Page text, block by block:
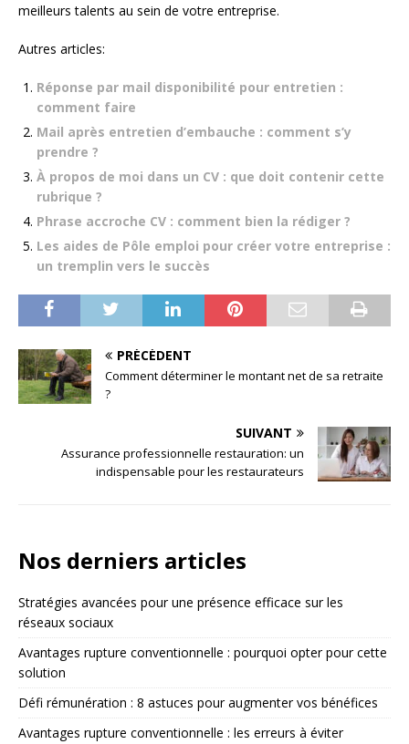
meilleurs talents au sein de votre entreprise.
Autres articles:
Réponse par mail disponibilité pour entretien :
comment faire
Mail après entretien d’embauche : comment s’y
prendre ?
À propos de moi dans un CV : que doit contenir cette
rubrique ?
Phrase accroche CV : comment bien la rédiger ?
Les aides de Pôle emploi pour créer votre entreprise :
un tremplin vers le succès
PRÉCÉDENT
Comment déterminer le montant net de sa retraite
?
SUIVANT
Assurance professionnelle restauration: un
indispensable pour les restaurateurs
Nos derniers articles
Stratégies avancées pour une présence efficace sur les
réseaux sociaux
Avantages rupture conventionnelle : pourquoi opter pour cette
solution
Défi rémunération : 8 astuces pour augmenter vos bénéfices
Avantages rupture conventionnelle : les erreurs à éviter